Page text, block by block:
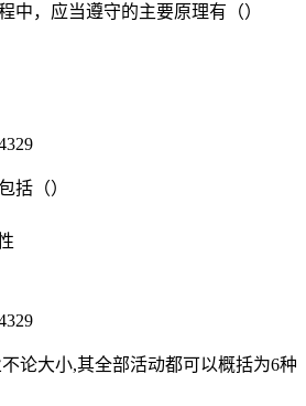
中，应当遵守的主要原理有（）
括（）
不论大小,其全部活动都可以概括为6种